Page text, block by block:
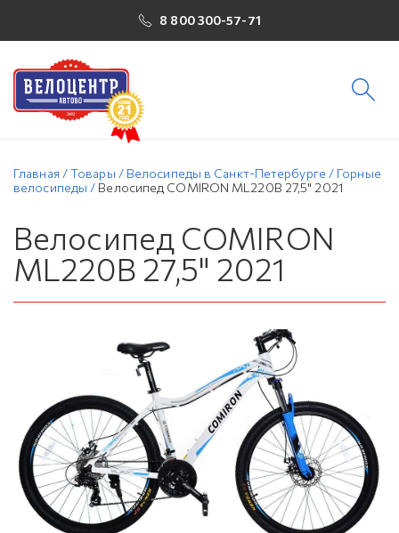
8 800 300-57-71
Главная /Товары / Велосипеды в Санкт-Петербурге / Горные
велосипеды / Велосипед COMIRON ML220B 27,5" 2021
Велосипед COMIRON
ML220B 27,5" 2021